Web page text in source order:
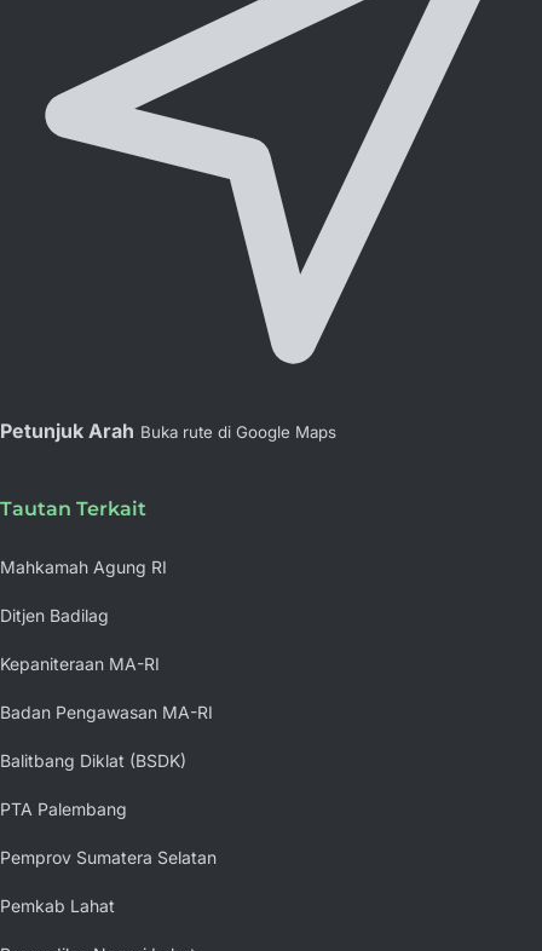
Petunjuk Arah Buka rute di Google Maps
Tautan Terkait
Mahkamah Agung RI
Ditjen Badilag
Kepaniteraan MA-RI
Badan Pengawasan MA-RI
Balitbang Diklat (BSDK)
PTA Palembang
Pemprov Sumatera Selatan
Pemkab Lahat